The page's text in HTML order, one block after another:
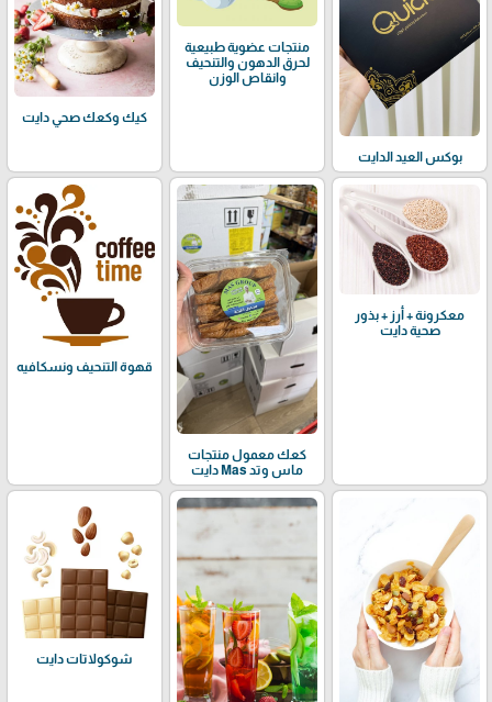
بوكس العيد الدايت
منتجات عضوية طبيعية
لحرق الدهون والتنحيف
وانقاص الوزن
كيك وكعك صحي دايت
معكرونة + أرز + بذور
صحية دايت
كعك معمول منتجات
ماس وتد Mas دايت
قهوة التنحيف ونسكافيه
شوكولاتات دايت